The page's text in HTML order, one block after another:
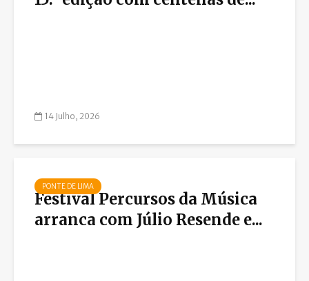
14 Julho, 2026
PONTE DE LIMA
Festival Percursos da Música
arranca com Júlio Resende e...